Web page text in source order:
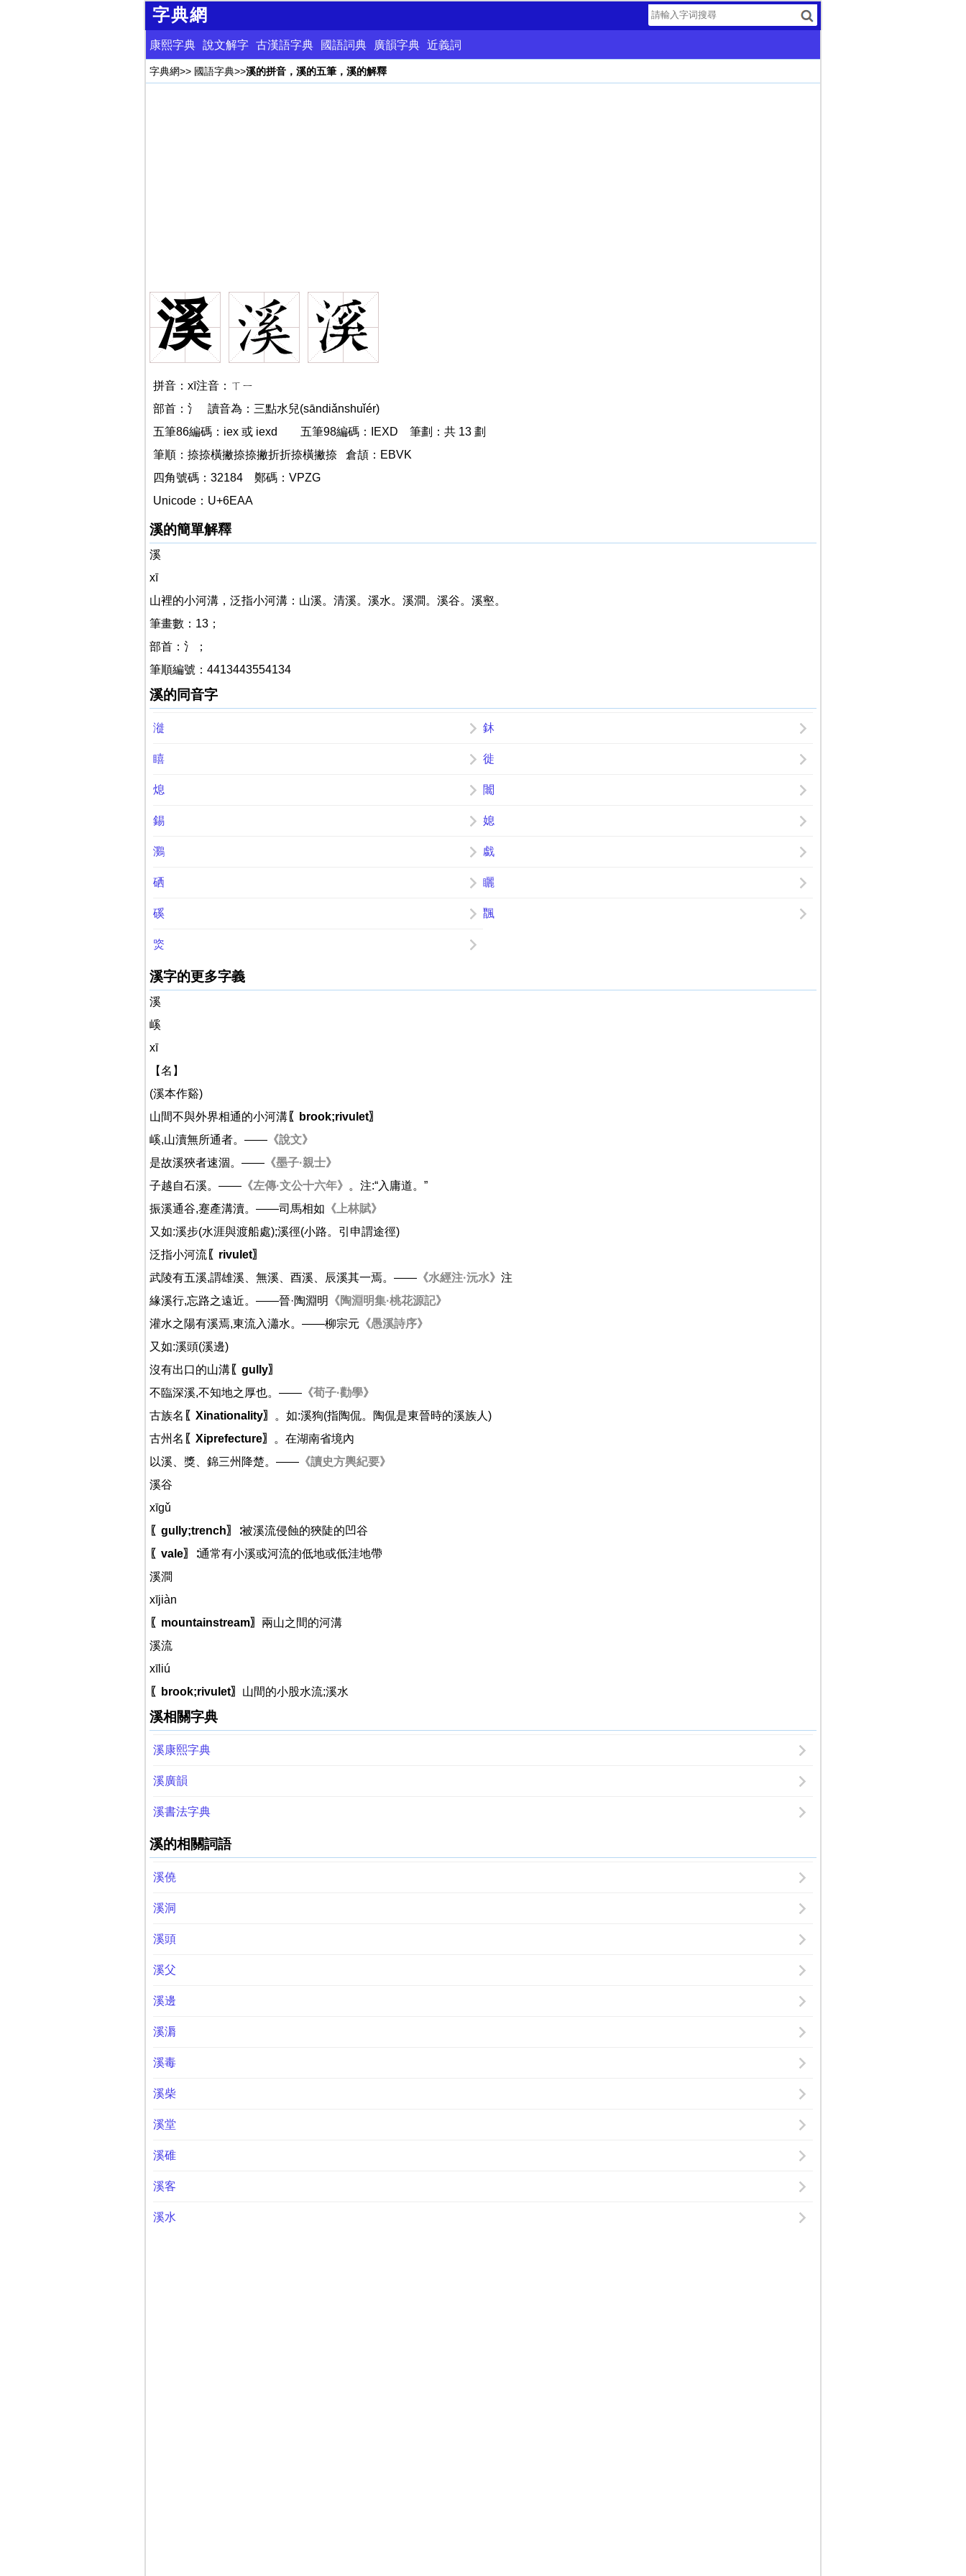
字典網
康熙字典 說文解字 古漢語字典 國語詞典 廣韻字典 近義詞
字典網>> 國語字典>>溪的拼音，溪的五筆，溪的解釋
溪
拼音：xī注音：ㄒㄧ
部首：氵 讀音為：三點水兒(sāndiǎnshuǐér)
五筆86編碼：iex 或 iexd
五筆98編碼：IEXD 筆劃：共 13 劃
筆順：捺捺橫撇捺捺撇折折捺橫撇捺 倉頡：EBVK
四角號碼：32184 鄭碼：VPZG
Unicode：U+6EAA
溪的簡單解釋
溪
xī
山裡的小河溝，泛指小河溝：山溪。清溪。溪水。溪澗。溪谷。溪壑。
筆畫數：13；
部首：氵；
筆順編號：4413443554134
溪的同音字
漇 鈢
瞦 徙
熄 闟
錫 媳
鸂 戱
硒 矖
磎 飁
焁
溪字的更多字義
溪
嵠
xī
【名】
(溪本作谿)
山間不與外界相通的小河溝〖brook;rivulet〗
嵠,山瀆無所通者。——《說文》
是故溪狹者速涸。——《墨子·親士》
子越自石溪。——《左傳·文公十六年》 。注:“入庸道。”
振溪通谷,蹇產溝瀆。——司馬相如 《上林賦》
又如:溪步(水涯與渡船處);溪徑(小路。引申謂途徑)
泛指小河流〖rivulet〗
武陵有五溪,謂雄溪、無溪、酉溪、辰溪其一焉。——《水經注·沅水》 注
緣溪行,忘路之遠近。——晉·陶淵明 《陶淵明集·桃花源記》
灌水之陽有溪焉,東流入瀟水。——柳宗元 《愚溪詩序》
又如:溪頭(溪邊)
沒有出口的山溝〖gully〗
不臨深溪,不知地之厚也。——《荀子·勸學》
古族名 〖Xinationality〗
。如:溪狗(指陶侃。陶侃是東晉時的溪族人)
古州名 〖Xiprefecture〗
。在湖南省境內
以溪、獎、錦三州降楚。——《讀史方輿紀要》
溪谷
xīgǔ
〖gully;trench〗
∶被溪流侵蝕的狹陡的凹谷
〖vale〗
∶通常有小溪或河流的低地或低洼地帶
溪澗
xījiàn
〖mountainstream〗 兩山之間的河溝
溪流
xīliú
〖brook;rivulet〗 山間的小股水流;溪水
溪相關字典
溪康熙字典
溪廣韻
溪書法字典
溪的相關詞語
溪僥
溪洞
溪頭
溪父
溪邊
溪漘
溪毒
溪柴
溪堂
溪碓
溪客
溪水